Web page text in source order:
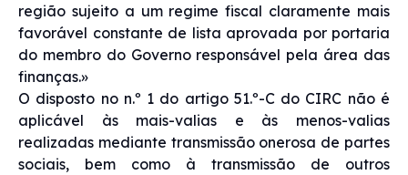
região sujeito a um regime fiscal claramente mais
favorável constante de lista aprovada por portaria
do membro do Governo responsável pela área das
finanças.»
O disposto no n.º 1 do artigo 51.º-C do CIRC não é
aplicável às mais-valias e às menos-valias
realizadas mediante transmissão onerosa de partes
sociais, bem como à transmissão de outros